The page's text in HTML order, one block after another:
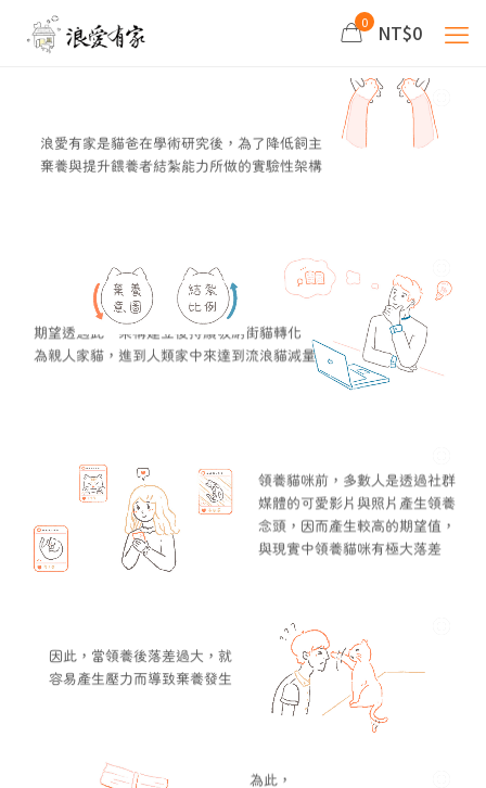
0 NT$0
浪愛有家是貓爸在學術研究後，為了降低飼主
棄養與提升餵養者結紮能力所做的實驗性架構
期望透過此一架構建立後持續吸納街貓轉化
為親人家貓，進到人類家中來達到流浪貓減量
領養貓咪前，多數人是透過社群
媒體的可愛影片與照片產生領養
念頭，因而產生較高的期望值，
與現實中領養貓咪有極大落差
因此，當領養後落差過大，就
容易產生壓力而導致棄養發生
為此，